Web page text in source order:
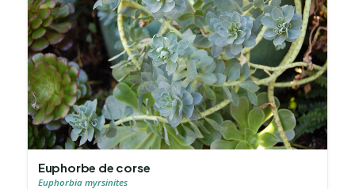
Euphorbe de corse
Euphorbia myrsinites